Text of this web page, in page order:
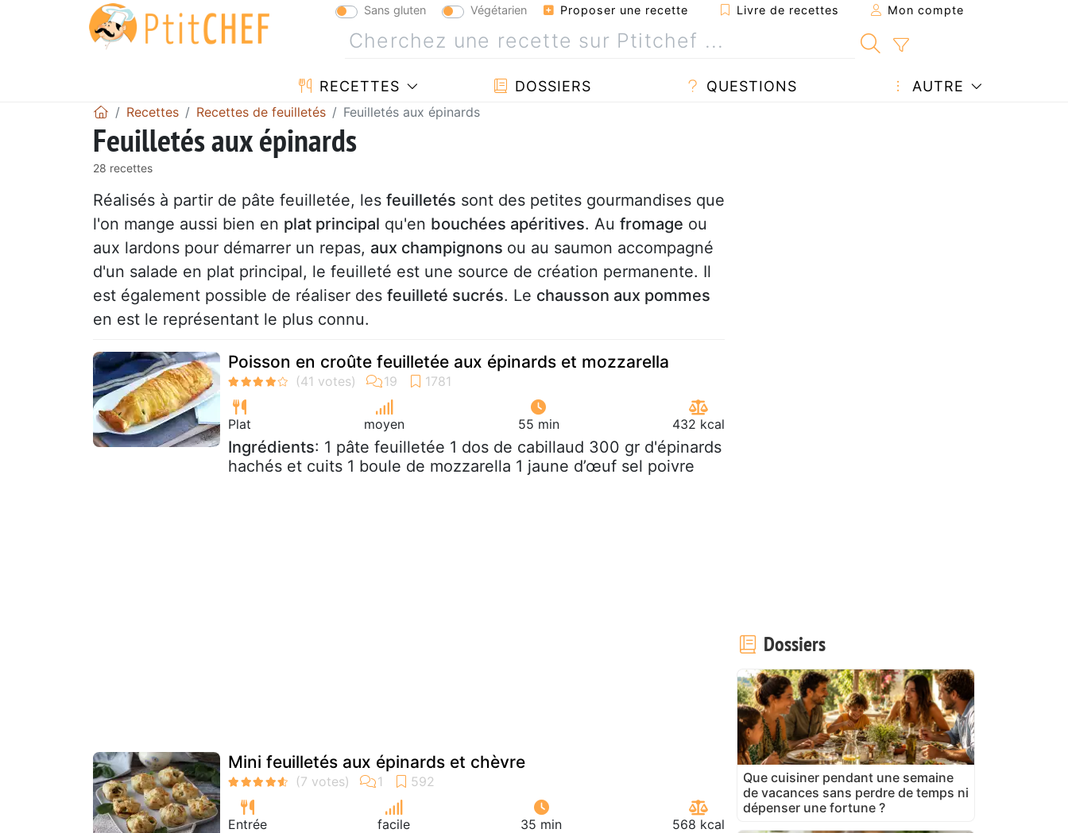
Sans gluten Végétarien Proposer une recette Livre de recettes Mon compte
RECETTES DOSSIERS QUESTIONS AUTRE
Recettes Recettes de feuilletés Feuilletés aux épinards
Feuilletés aux épinards
28 recettes
Réalisés à partir de pâte feuilletée, les feuilletés sont des petites gourmandises que
l'on mange aussi bien en plat principal qu'en bouchées apéritives. Au fromage ou
aux lardons pour démarrer un repas, aux champignons ou au saumon accompagné
d'un salade en plat principal, le feuilleté est une source de création permanente. Il
est également possible de réaliser des feuilleté sucrés. Le chausson aux pommes
en est le représentant le plus connu.
Poisson en croûte feuilletée aux épinards et mozzarella
Plat moyen 55 min 432 kcal
Ingrédients: 1 pâte feuilletée 1 dos de cabillaud 300 gr d'épinards
hachés et cuits 1 boule de mozzarella 1 jaune d’œuf sel poivre
Mini feuilletés aux épinards et chèvre
Entrée facile 35 min 568 kcal
Dossiers
Que cuisiner pendant une semaine
de vacances sans perdre de temps ni
dépenser une fortune ?